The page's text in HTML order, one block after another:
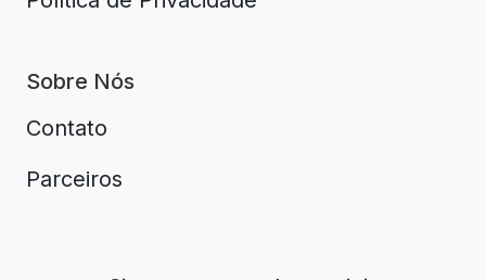
Sobre Nós
Contato
Parceiros